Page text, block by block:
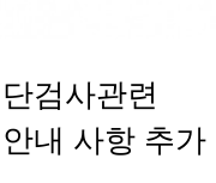
검사관련
내 사항 추